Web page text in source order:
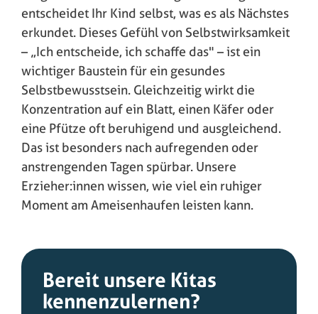
entscheidet Ihr Kind selbst, was es als Nächstes
erkundet. Dieses Gefühl von Selbstwirksamkeit
– „Ich entscheide, ich schaffe das" – ist ein
wichtiger Baustein für ein gesundes
Selbstbewusstsein. Gleichzeitig wirkt die
Konzentration auf ein Blatt, einen Käfer oder
eine Pfütze oft beruhigend und ausgleichend.
Das ist besonders nach aufregenden oder
anstrengenden Tagen spürbar. Unsere
Erzieher:innen wissen, wie viel ein ruhiger
Moment am Ameisenhaufen leisten kann.
Bereit unsere Kitas
kennenzulernen?